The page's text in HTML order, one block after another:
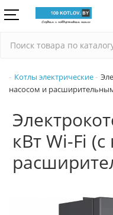
Котлы электрические
насосом и
кВт Wi-Fi